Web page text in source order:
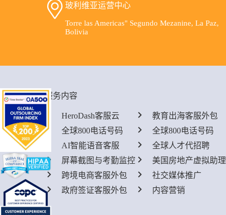
玻利维亚运营中心
Torre las Americas" Segundo Mezanine, La Paz,
Bolivia
服务内容
HeroDash客服云
全球800电话号码
AI智能语音客服
屏幕截图与考勤监控
跨境电商客服外包
政府签证客服外包
教育出海客服外包
全球800电话号码
全球人才代招聘
美国房地产虚拟助理
社交媒体推广
内容营销